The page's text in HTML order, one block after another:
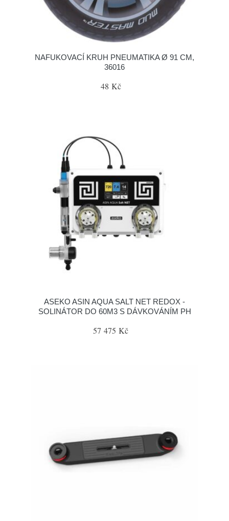
NAFUKOVACÍ KRUH PNEUMATIKA Ø 91 CM,
36016
48 Kč
ASEKO ASIN AQUA SALT NET REDOX -
SOLINÁTOR DO 60M3 S DÁVKOVÁNÍM PH
57 475 Kč